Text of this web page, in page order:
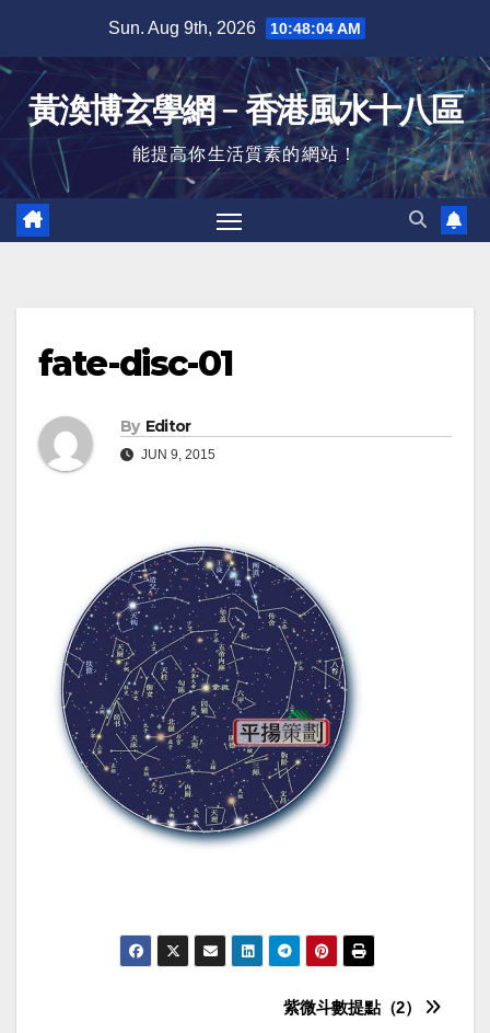
content
Sun. Aug 9th, 2026 10:48:04 AM
黃渙博玄學網﹣香港風水十八區
能提高你生活質素的網站！
fate-disc-01
By Editor
JUN 9, 2015
紫微斗數提點（2）